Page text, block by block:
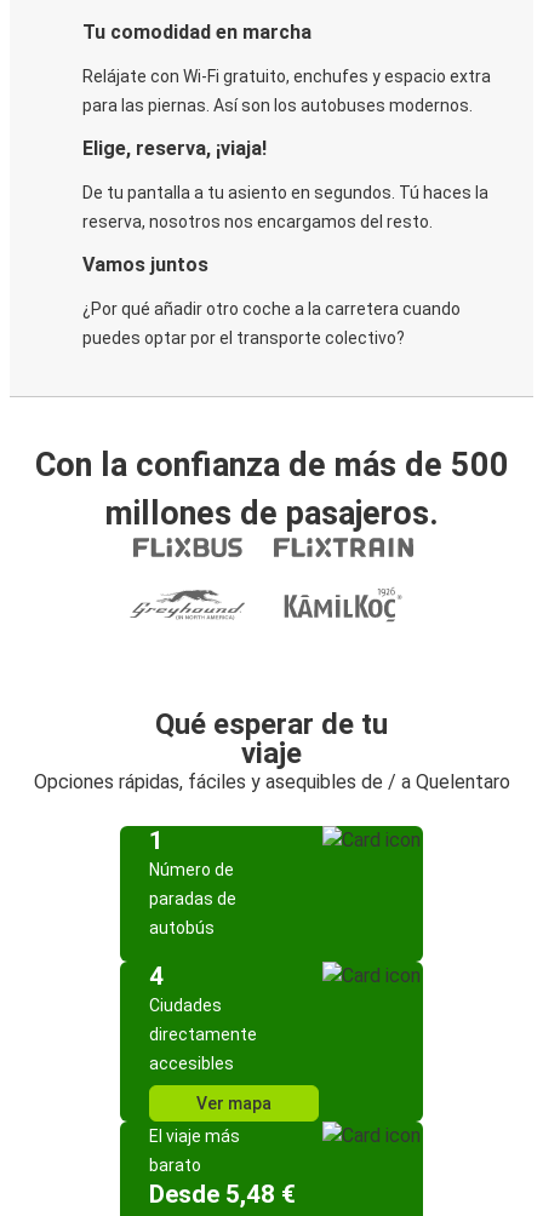
Tu comodidad en marcha
Relájate con Wi-Fi gratuito, enchufes y espacio extra
para las piernas. Así son los autobuses modernos.
Elige, reserva, ¡viaja!
De tu pantalla a tu asiento en segundos. Tú haces la
reserva, nosotros nos encargamos del resto.
Vamos juntos
¿Por qué añadir otro coche a la carretera cuando
puedes optar por el transporte colectivo?
Con la confianza de más de 500
millones de pasajeros.
Qué esperar de tu
viaje
Opciones rápidas, fáciles y asequibles de / a Quelentaro
1
Número de
paradas de
autobús
4
Ciudades
directamente
accesibles
Ver mapa
El viaje más
barato
Desde 5,48 €